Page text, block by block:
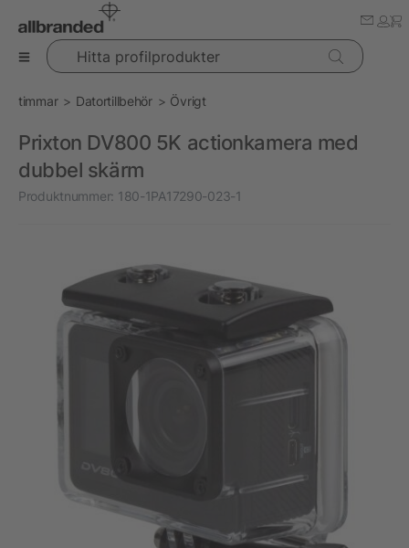
Hitta profilprodukter
timmar Datortillbehör Övrigt
Prixton DV800 5K actionkamera med
dubbel skärm
Produktnummer: 180-1PA17290-023-1